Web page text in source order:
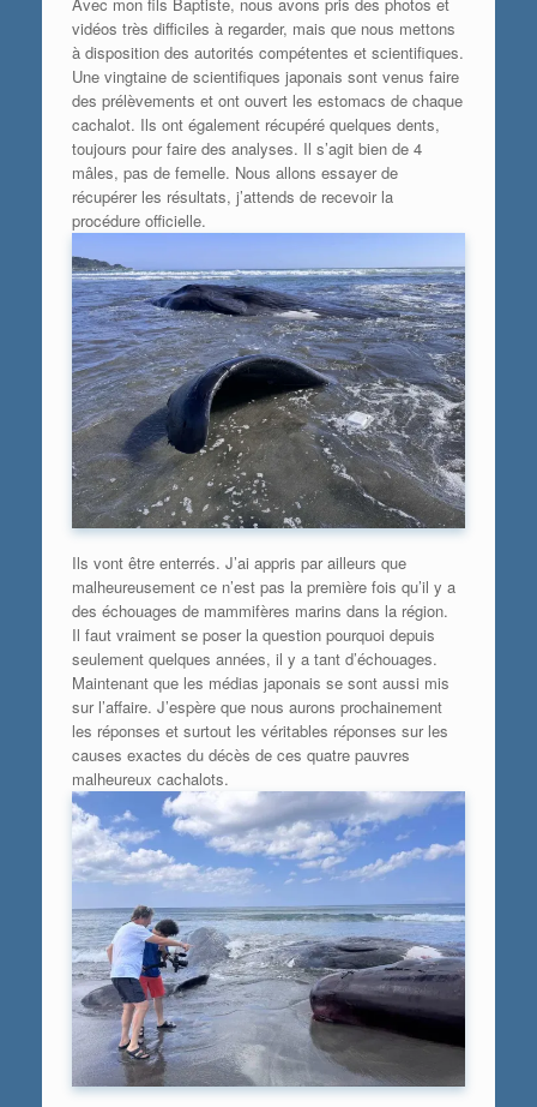
vidéos très difficiles à regarder, mais que nous mettons
à disposition des autorités compétentes et scientifiques.
Une vingtaine de scientifiques japonais sont venus faire
des prélèvements et ont ouvert les estomacs de chaque
cachalot. Ils ont également récupéré quelques dents,
toujours pour faire des analyses. Il s’agit bien de 4
mâles, pas de femelle. Nous allons essayer de
récupérer les résultats, j’attends de recevoir la
procédure officielle.
Ils vont être enterrés. J’ai appris par ailleurs que
malheureusement ce n’est pas la première fois qu’il y a
des échouages de mammifères marins dans la région.
Il faut vraiment se poser la question pourquoi depuis
seulement quelques années, il y a tant d’échouages.
Maintenant que les médias japonais se sont aussi mis
sur l’affaire. J’espère que nous aurons prochainement
les réponses et surtout les véritables réponses sur les
causes exactes du décès de ces quatre pauvres
malheureux cachalots.